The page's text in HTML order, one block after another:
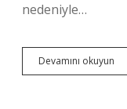
nedeniyle…
Devamını okuyun